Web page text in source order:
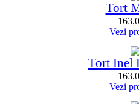
Tort
Vezi
Tort Inel
Vezi